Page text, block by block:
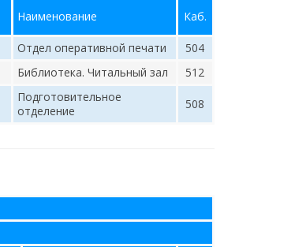
Наименование Каб.
Отдел оперативной печати
504
Библиотека. Читальный зал 512
Подготовительное
отделение
508